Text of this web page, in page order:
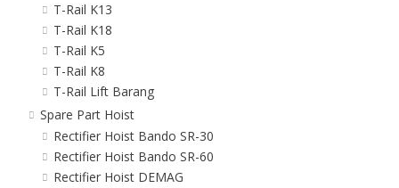
T-Rail K13
T-Rail K18
T-Rail K5
T-Rail K8
T-Rail Lift Barang
Spare Part Hoist
Rectifier Hoist Bando SR-30
Rectifier Hoist Bando SR-60
Rectifier Hoist DEMAG